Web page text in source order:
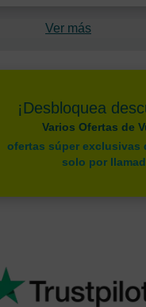
Ver más
¡Desbloquea
Varios Ofertas de
ofertas súper exclusivas
solo por